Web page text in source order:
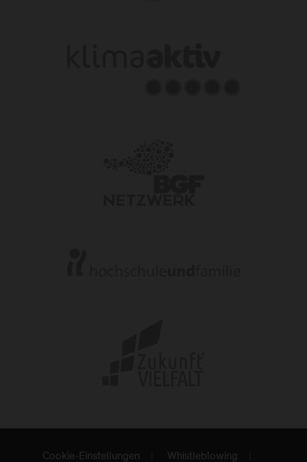
Cookie-Einstellungen Whistleblowing